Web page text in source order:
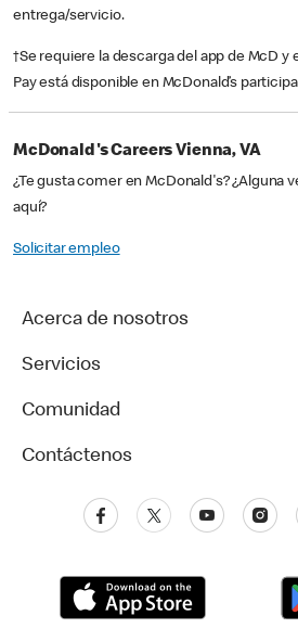
entrega/servicio.
†Se requiere la descarga del app de McD y
Pay está disponible en McDonald’s
McDonald's Careers Vienna, VA
¿Te gusta comer en McDonald's? ¿Alguna
aquí?
Solicitar empleo
Acerca de nosotros
Servicios
Comunidad
Contáctenos